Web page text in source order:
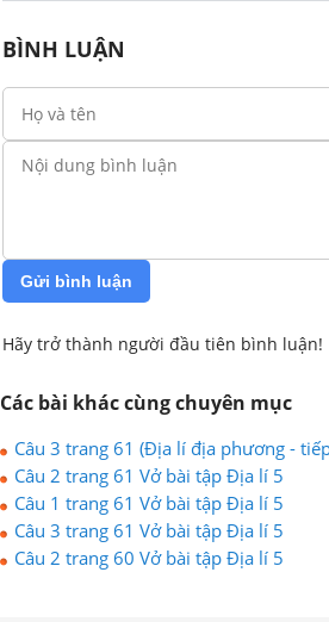
BÌNH LUẬN
Gửi bình luận
Hãy trở thành người đầu tiên bình luận!
Các bài khác cùng chuyên mục
Câu 3 trang 61 (Địa lí địa phương -
Câu 2 trang 61 Vở bài tập Địa lí 5
Câu 1 trang 61 Vở bài tập Địa lí 5
Câu 3 trang 61 Vở bài tập Địa lí 5
Câu 2 trang 60 Vở bài tập Địa lí 5